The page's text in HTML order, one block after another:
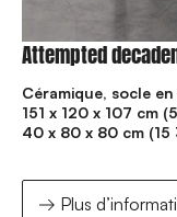
Attempted
Céramique, socle
151 x 120 x 107 cm
40 x 80 x 80 cm (15
Plus